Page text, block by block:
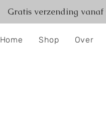
Gratis verzending
Home Shop Over